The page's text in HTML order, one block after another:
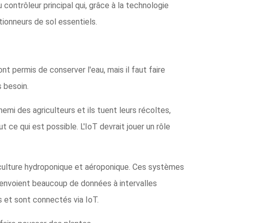
principal qui, grâce à la technologie
de sol essentiels.
permis de conserver l'eau, mais il faut faire
des agriculteurs et ils tuent leurs récoltes,
ce qui est possible. L'IoT devrait jouer un rôle
hydroponique et aéroponique. Ces systèmes
beaucoup de données à intervalles
et sont connectés via IoT.